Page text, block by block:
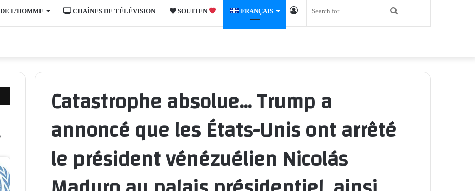
L’HOMME CHAÎNES DE TÉLÉVISION SOUTIEN FRANÇAIS Log
Catastrophe absolue… Trump a
annoncé que les États-Unis ont arrêté
le président vénézuélien Nicolás